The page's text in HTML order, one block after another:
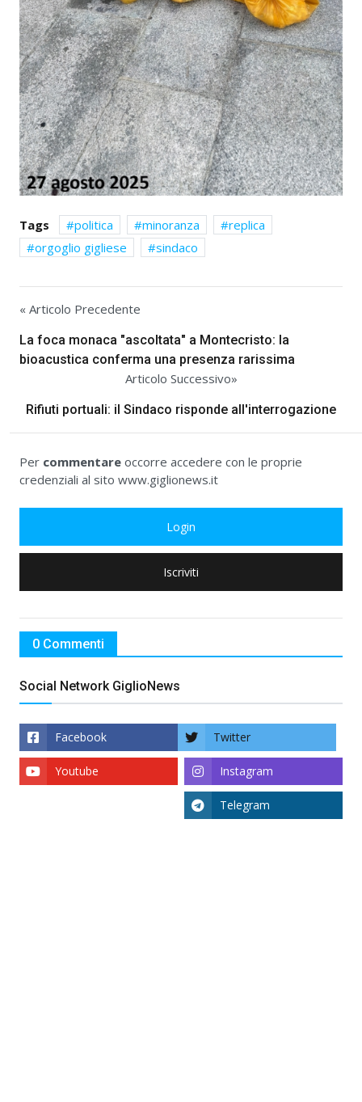
Tags politica minoranza
replica
orgoglio gigliese
sindaco
« Articolo Precedente
La foca monaca "ascoltata" a Montecristo: la
bioacustica conferma una presenza rarissima
Articolo Successivo»
Rifiuti portuali: il Sindaco risponde all'interrogazione
Per commentare occorre accedere con le proprie
credenziali al sito www.giglionews.it
Login
Iscriviti
0 Commenti
Social Network GiglioNews
Facebook Twitter
Instagram
Youtube
Telegram